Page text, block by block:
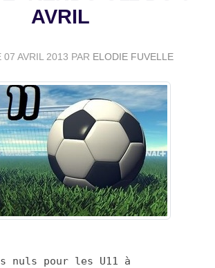
AVRIL
07 AVRIL 2013 PAR ELODIE FUVELLE
nuls pour les U11 à